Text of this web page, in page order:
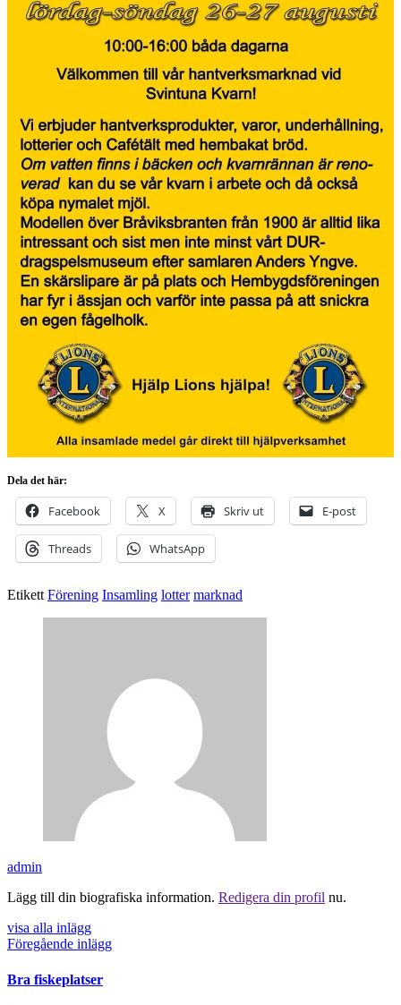
Dela det här:
Facebook X Skriv ut E-post
Threads WhatsApp
Etikett Förening Insamling lotter marknad
admin
Lägg till din biografiska information. Redigera din profil nu.
visa alla inlägg
Föregående inlägg
Bra fiskeplatser